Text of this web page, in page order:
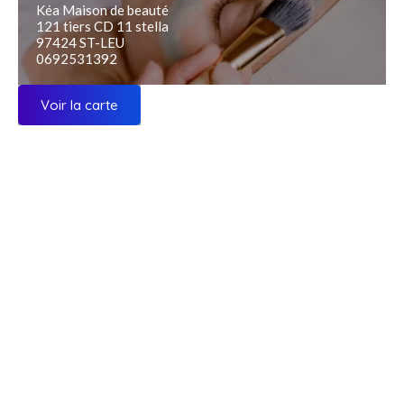
Kéa Maison de beauté
121 tiers CD 11 stella
97424 ST-LEU
0692531392
Voir la carte